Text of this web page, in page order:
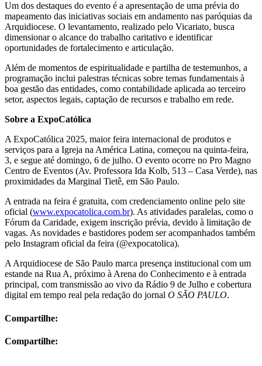
Um dos destaques do evento é a apresentação de uma prévia do
mapeamento das iniciativas sociais em andamento nas paróquias da
Arquidiocese. O levantamento, realizado pelo Vicariato, busca
dimensionar o alcance do trabalho caritativo e identificar
oportunidades de fortalecimento e articulação.
Além de momentos de espiritualidade e partilha de testemunhos, a
programação inclui palestras técnicas sobre temas fundamentais à
boa gestão das entidades, como contabilidade aplicada ao terceiro
setor, aspectos legais, captação de recursos e trabalho em rede.
Sobre a ExpoCatólica
A ExpoCatólica 2025, maior feira internacional de produtos e
serviços para a Igreja na América Latina, começou na quinta-feira,
3, e segue até domingo, 6 de julho. O evento ocorre no Pro Magno
Centro de Eventos (Av. Professora Ida Kolb, 513 – Casa Verde), nas
proximidades da Marginal Tietê, em São Paulo.
A entrada na feira é gratuita, com credenciamento online pelo site
oficial (www.expocatolica.com.br). As atividades paralelas, como o
Fórum da Caridade, exigem inscrição prévia, devido à limitação de
vagas. As novidades e bastidores podem ser acompanhados também
pelo Instagram oficial da feira (@expocatolica).
A Arquidiocese de São Paulo marca presença institucional com um
estande na Rua A, próximo à Arena do Conhecimento e à entrada
principal, com transmissão ao vivo da Rádio 9 de Julho e cobertura
digital em tempo real pela redação do jornal O SÃO PAULO.
Compartilhe:
Compartilhe: